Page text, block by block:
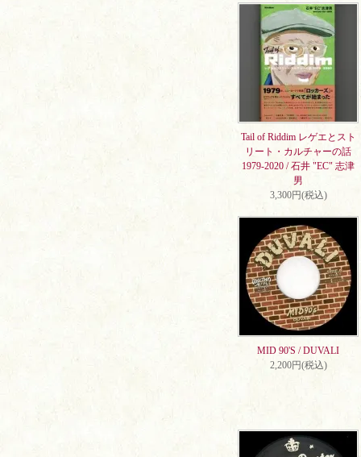
Tail of Riddim レゲエとスト
リート・カルチャーの話
1979-2020 / 石井 "EC" 志津
男
3,300円(税込)
MID 90'S / DUVALI
2,200円(税込)